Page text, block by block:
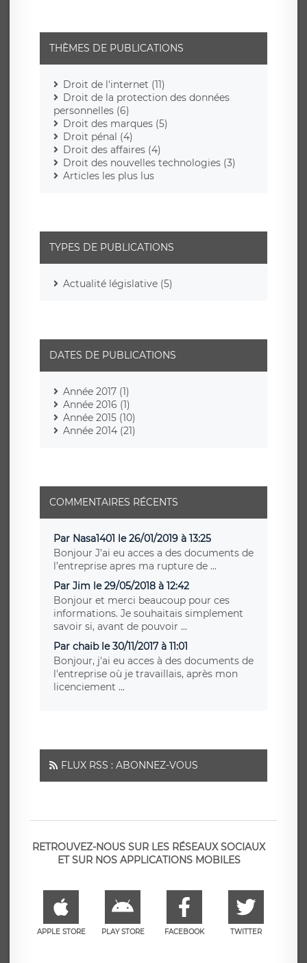
THÈMES DE PUBLICATIONS
Droit de l'internet (11)
Droit de la protection des données
personnelles (6)
Droit des marques (5)
Droit pénal (4)
Droit des affaires (4)
Droit des nouvelles technologies (3)
Articles les plus lus
TYPES DE PUBLICATIONS
Actualité législative (5)
DATES DE PUBLICATIONS
Année 2017 (1)
Année 2016 (1)
Année 2015 (10)
Année 2014 (21)
COMMENTAIRES RÉCENTS
Par Nasa1401 le 26/01/2019 à 13:25
Bonjour J’ai eu acces a des documents de
l’entreprise apres ma rupture de ...
Par Jim le 29/05/2018 à 12:42
Bonjour et merci beaucoup pour ces
informations. Je souhaitais simplement
savoir si, avant de pouvoir ...
Par chaib le 30/11/2017 à 11:01
Bonjour, j'ai eu acces à des documents de
l'entreprise où je travaillais, après mon
licenciement ...
FLUX RSS : ABONNEZ-VOUS
RETROUVEZ-NOUS SUR LES RÉSEAUX SOCIAUX
ET SUR NOS APPLICATIONS MOBILES
APPLE STORE PLAY STORE FACEBOOK TWITTER